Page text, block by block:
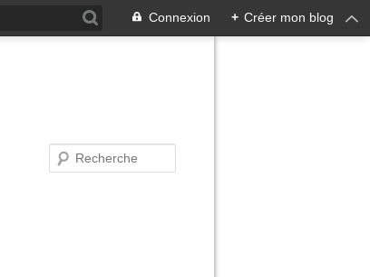
Connexion + Créer mon blog